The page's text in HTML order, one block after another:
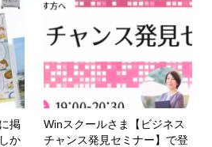
掲
か
Winスクールさま【ビジネス
チャンス発見セミナー】で登